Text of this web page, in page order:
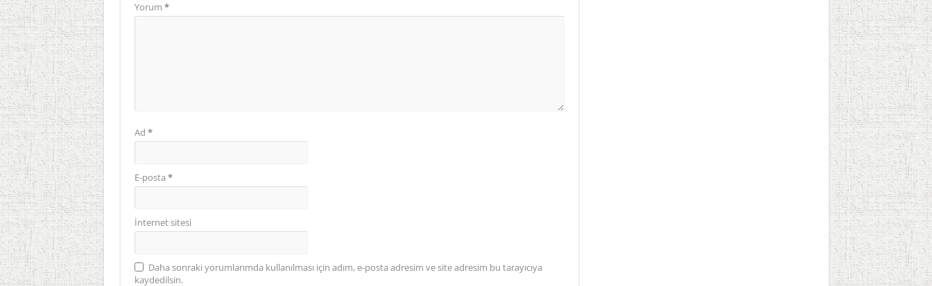
Yorum *
Ad *
E-posta *
İnternet sitesi
Daha sonraki yorumlarımda kullanılması için adım, e-posta adresim ve site adresim bu tarayıcıya
kaydedilsin.